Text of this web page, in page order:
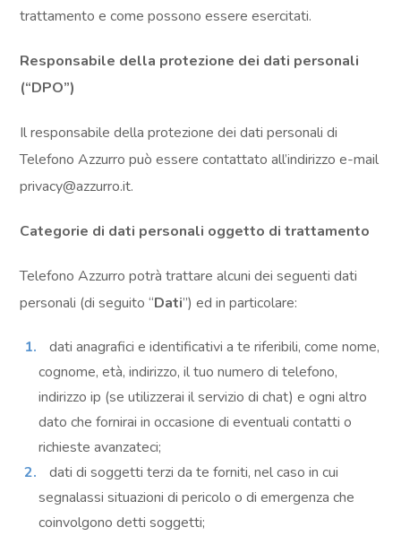
trattamento e come possono essere esercitati.
Responsabile della protezione dei dati personali
(“DPO”)
Il responsabile della protezione dei dati personali di
Telefono Azzurro può essere contattato all’indirizzo e-mail
privacy@azzurro.it.
Categorie di dati personali oggetto di trattamento
Telefono Azzurro potrà trattare alcuni dei seguenti dati
personali (di seguito “Dati”) ed in particolare:
dati anagrafici e identificativi a te riferibili, come nome,
cognome, età, indirizzo, il tuo numero di telefono,
indirizzo ip (se utilizzerai il servizio di chat) e ogni altro
dato che fornirai in occasione di eventuali contatti o
richieste avanzateci;
dati di soggetti terzi da te forniti, nel caso in cui
segnalassi situazioni di pericolo o di emergenza che
coinvolgono detti soggetti;